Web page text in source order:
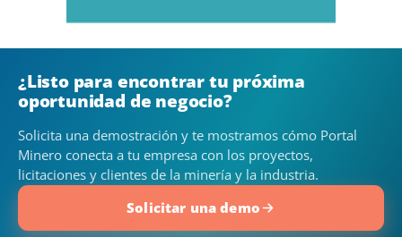
¿Listo para encontrar tu próxima
oportunidad de negocio?
Solicita una demostración y te mostramos cómo Portal
Minero conecta a tu empresa con los proyectos,
licitaciones y clientes de la minería y la industria.
Solicitar una demo